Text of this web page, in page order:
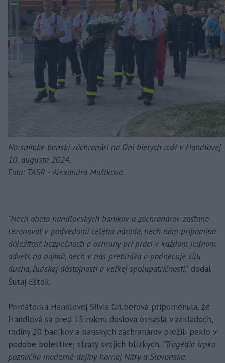
Na snímke banskí záchranári na Dni bielych ruží v Handlovej
10. augusta 2024.
Foto: TASR - Alexandra Moštková
"Nech obeta handlovských baníkov a záchranárov zostane
rezonovať v podvedomí celého národa, nech nám pripomína
dôležitosť bezpečnosti a ochrany pri práci v každom jednom
odvetí, no najmä, nech v nás prebúdza a podnecuje silu
ducha, ľudskej dôstojnosti a veľkej spolupatričnosti," dodal
Šutaj Eštok.
Primátorka Handlovej Silvia Grúberová pripomenula, že
Handlová sa pred 15 rokmi doslova otriasla v základoch,
rodiny 20 baníkov a banských záchranárov prežili peklo v
podobe bolestivej straty svojich blízkych. "Tragédia trpko
poznačila moderné dejiny hornej Nitry a Slovenska.